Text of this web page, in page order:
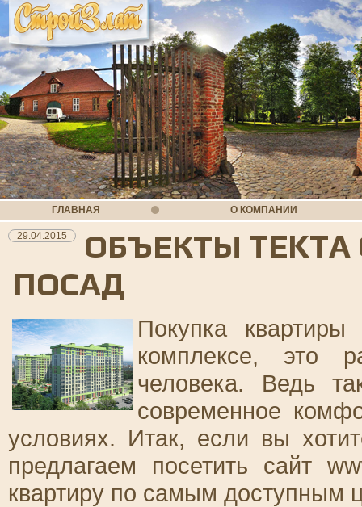
ГЛАВНАЯ О КОМПАНИИ
29.04.2015
ОБЪЕКТЫ TEKTA
ПОСАД
Покупка
комплексе, это
человека. Ведь
современное
условиях. Итак, если вы
предлагаем посетить сайт
квартиру по самым доступным